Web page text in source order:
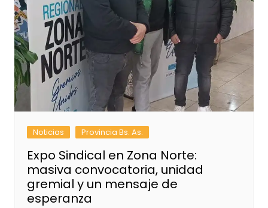
Noticias Provincia Bs. As.
Expo Sindical en Zona Norte:
masiva convocatoria, unidad
gremial y un mensaje de
esperanza